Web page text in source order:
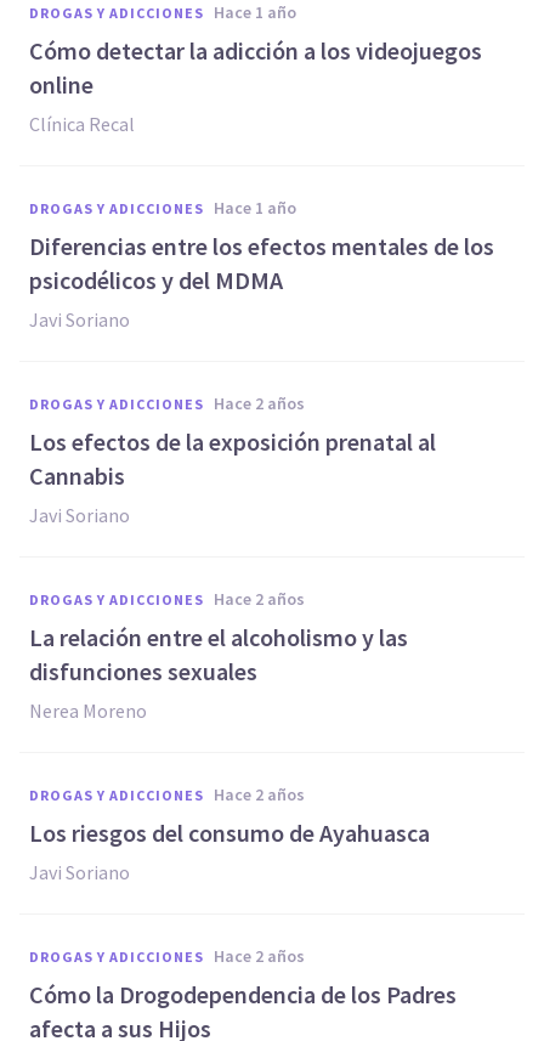
DROGAS Y ADICCIONES hace 1 año
Cómo detectar la adicción a los videojuegos
online
Clínica Recal
DROGAS Y ADICCIONES hace 1 año
Diferencias entre los efectos mentales de los
psicodélicos y del MDMA
Javi Soriano
DROGAS Y ADICCIONES hace 2 años
Los efectos de la exposición prenatal al
Cannabis
Javi Soriano
DROGAS Y ADICCIONES hace 2 años
La relación entre el alcoholismo y las
disfunciones sexuales
Nerea Moreno
DROGAS Y ADICCIONES hace 2 años
Los riesgos del consumo de Ayahuasca
Javi Soriano
DROGAS Y ADICCIONES hace 2 años
Cómo la Drogodependencia de los Padres
afecta a sus Hijos